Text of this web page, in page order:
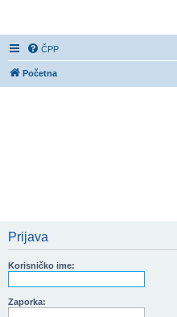
ČPP
Početna
Prijava
Korisničko ime:
Zaporka: